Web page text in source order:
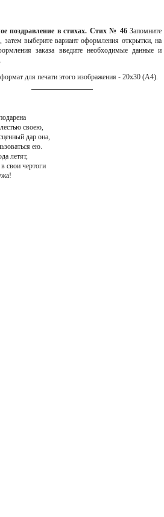
поздравление в стихах. Стих № 46Запомните
затем выберите вариант оформления открытки, на
заказа введите необходимые данные и
для печати этого изображения - 20х30 (А4).
своею,
дар она,
ею.
летят,
свои чертоги